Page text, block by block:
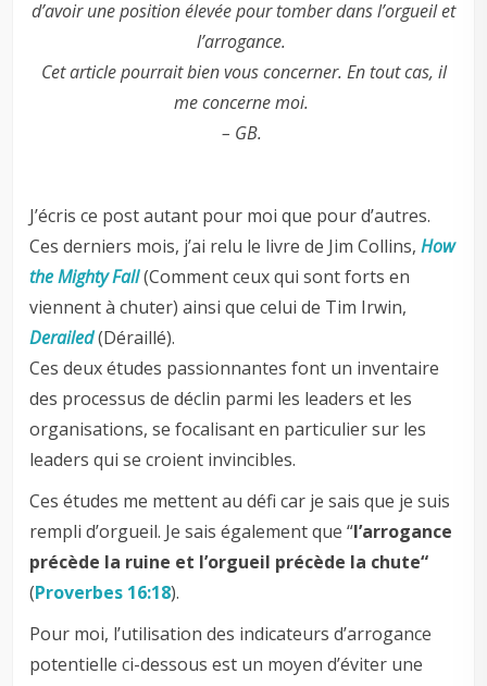
d’avoir une position élevée pour tomber dans l’orgueil et
l’arrogance.
Cet article pourrait bien vous concerner. En tout cas, il
me concerne moi.
– GB.
J’écris ce post autant pour moi que pour d’autres.
Ces derniers mois, j’ai relu le livre de Jim Collins,How
the Mighty Fall(Comment ceux qui sont forts en
viennent à chuter) ainsi que celui de Tim Irwin,
Derailed(Déraillé).
Ces deux études passionnantes font un inventaire
des processus de déclin parmi les leaders et les
organisations, se focalisant en particulier sur les
leaders qui se croient invincibles.
Ces études me mettent au défi car je sais que je suis
rempli d’orgueil. Je sais également que “l’arrogance
précède la ruine et l’orgueil précède la chute“
(Proverbes 16:18).
Pour moi, l’utilisation des indicateurs d’arrogance
potentielle ci-dessous est un moyen d’éviter une